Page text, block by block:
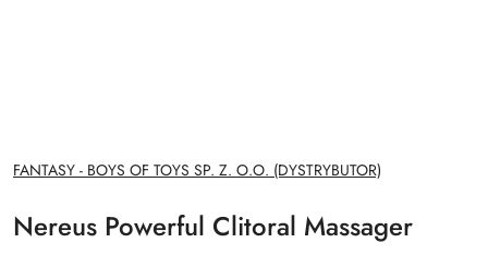
NAZWA
PRODUCENTA:
FANTASY - BOYS OF TOYS SP. Z. O.O. (DYSTRYBUTOR)
Nereus Powerful Clitoral Massager